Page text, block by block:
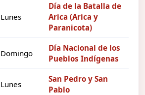
Lunes
Día de la Batalla de
Arica (Arica y
Paranicota)
Domingo
Día Nacional de los
Pueblos Indígenas
Lunes
San Pedro y San
Pablo